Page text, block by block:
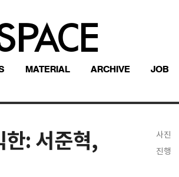
MATERIAL ARCHIVE
JOB
한: 서준혁,
사진
진행